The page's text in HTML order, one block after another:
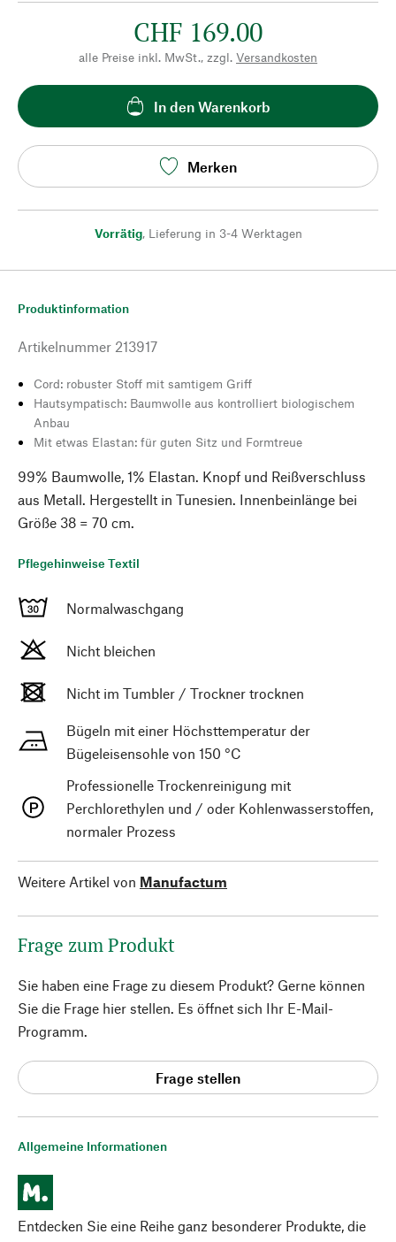
CHF 169.00
alle Preise inkl. MwSt., zzgl. Versandkosten
In den Warenkorb
Merken
Vorrätig, Lieferung in 3-4 Werktagen
Allgemeine Informationen
Entdecken Sie eine Reihe ganz besonderer Produkte, die
Produktinformation
Artikelnummer 213917
Cord: robuster Stoff mit samtigem Griff
Hautsympatisch: Baumwolle aus kontrolliert biologischem
Anbau
Mit etwas Elastan: für guten Sitz und Formtreue
99% Baumwolle, 1% Elastan. Knopf und Reißverschluss
aus Metall. Hergestellt in Tunesien. Innenbeinlänge bei
Größe 38 = 70 cm.
Pflegehinweise Textil
Normalwaschgang
Nicht bleichen
Nicht im Tumbler / Trockner trocknen
Bügeln mit einer Höchsttemperatur der
Bügeleisensohle von 150 °C
Professionelle Trockenreinigung mit
Perchlorethylen und / oder Kohlenwasserstoffen,
normaler Prozess
Weitere Artikel von Manufactum
Frage zum Produkt
Sie haben eine Frage zu diesem Produkt? Gerne können
Sie die Frage hier stellen. Es öffnet sich Ihr E-Mail-
Programm.
Frage stellen